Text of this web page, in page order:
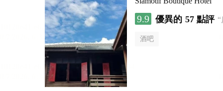
9.9 優異的 57 點評
酒吧